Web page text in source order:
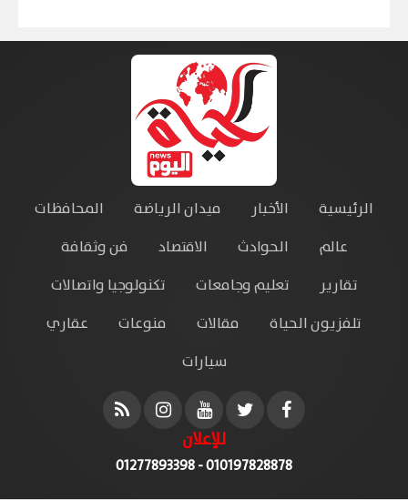
الرئيسية الأخبار ميدان الرياضة
المحافظات
عالم
الحوادث الاقتصاد
فن وثقافة
تقارير
تعليم وجامعات
تكنولوجيا واتصالات
تلفزيون الحياة
مقالات منوعات
عقاري
سيارات
للإعلان
010197828878 - 01277893398